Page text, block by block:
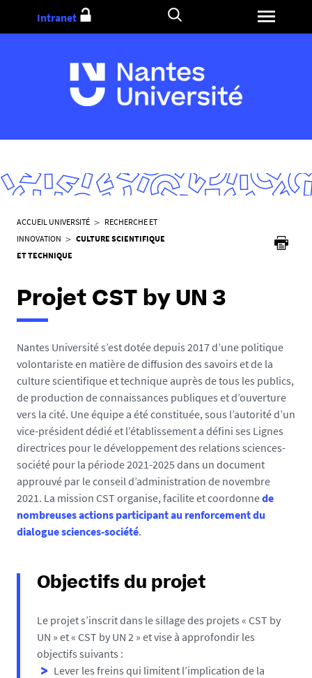
Aller
Intranet
V
o
u
ê
t
e
i
c
i
:
ACCUEIL UNIVERSITÉ
RECHERCHE ET
INNOVATION
CULTURE SCIENTIFIQUE
ET TECHNIQUE
Projet CST by UN 3
Nantes Université s’est dotée depuis 2017 d’une politique
volontariste en matière de diffusion des savoirs et de la
culture scientifique et technique auprès de tous les publics,
de production de connaissances publiques et d’ouverture
vers la cité. Une équipe a été constituée, sous l’autorité d’un
vice-président dédié et l’établissement a défini ses Lignes
directrices pour le développement des relations sciences-
société pour la période 2021-2025 dans un document
approuvé par le conseil d’administration de novembre
2021. La mission CST organise, facilite et coordonnede
nombreuses actions participant au renforcement du
dialogue sciences-société.
Objectifs du projet
Le projet s’inscrit dans le sillage des projets « CST by
UN » et « CST by UN 2 » et vise à approfondir les
objectifs suivants :
Lever les freins qui limitent l’implication de la